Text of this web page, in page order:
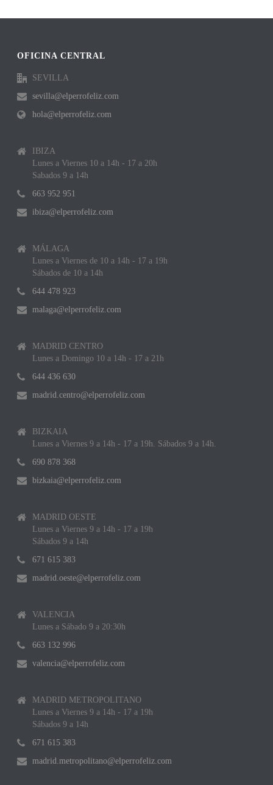
OFICINA CENTRAL
SEVILLA
sevilla@elperrofeliz.com
hola@elperrofeliz.com
IBIZA
Lunes a Viernes 10 a 14h - 17 a 20h
Sabados 9 a 14h
663 952 951
ibiza@elperrofeliz.com
MÁLAGA
Lunes a Viernes de 10 a 14h - 17 a 19h
Sábados de 10 a 14h
644 478 923
malaga@elperrofeliz.com
MADRID CENTRO
Lunes a Domingo 10 a 14h - 17 a 21h
644 436 630
madrid.centro@elperrofeliz.com
BIZKAIA
Lunes a Viernes 9 a 14h - 17 a 19h. Sábados 9 a 14h.
690 878 368
bizkaia@elperrofeliz.com
MADRID OESTE
Lunes a Viernes 9 a 14h - 17 a 19h
Sábados 9 a 14h
671 615 383
madrid.oeste@elperrofeliz.com
VALENCIA
Lunes a Sábado 9 a 20:30h
663 132 996
valencia@elperrofeliz.com
MADRID METROPOLITANO
Lunes a Viernes 9 a 14h - 17 a 19h
Sábados 9 a 14h
671 615 383
madrid.metropolitano@elperrofeliz.com